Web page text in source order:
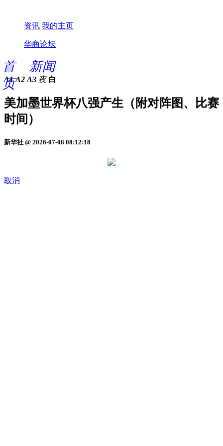
资讯 我的主页
华商论坛
首
页
新闻
A1 A2 A3 夜 白
美加墨世界杯八强产生（附对阵图、比赛
时间）
新华社 @ 2026-07-08 08:12:18
取消